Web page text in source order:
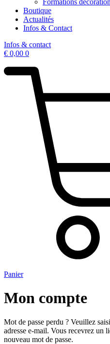
Boutique
Actualités
Infos & Contact
Infos & contact
€ 0,00 0
Panier
Mon compte
Mot de passe perdu ? Veuillez
adresse e-mail. Vous recevrez un
nouveau mot de passe.